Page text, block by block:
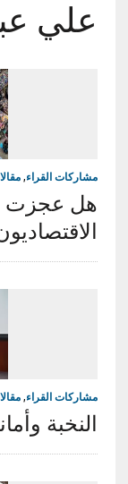
علي
مشاركات القراء,
هل عجزت
مشاركات القراء,
النخبة